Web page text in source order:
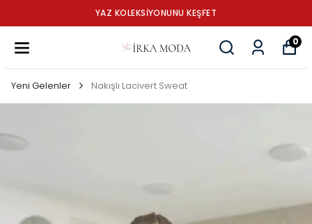
YAZ KOLEKSİYONUNU KEŞFET
0
Yeni Gelenler Nakışlı Lacivert Sweat